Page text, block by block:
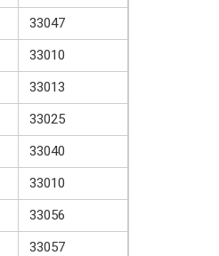
33047
33010
33013
33025
33040
33010
33056
33057